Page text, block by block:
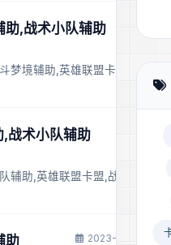
,战术小队辅助
境辅助,英雄联盟卡盟,王者荣
战术小队辅助
辅助,英雄联盟卡盟,战术小队辅助
助 2023-11-28